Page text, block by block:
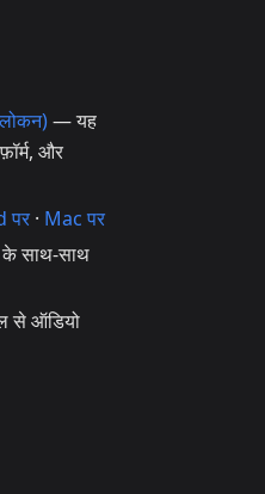
— यह
और
पर · Mac पर
साथ-साथ
से ऑडियो